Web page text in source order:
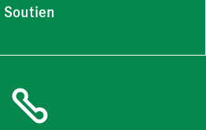
Soutien